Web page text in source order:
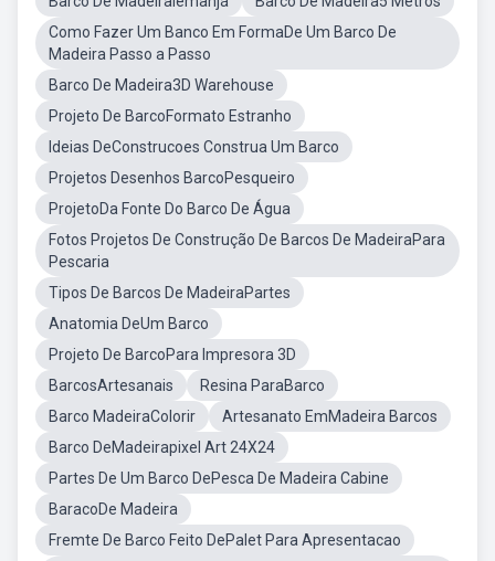
Como Fazer Um Banco Em FormaDe Um Barco De
Madeira Passo a Passo
Barco De Madeira3D Warehouse
Projeto De BarcoFormato Estranho
Ideias DeConstrucoes Construa Um Barco
Projetos Desenhos BarcoPesqueiro
ProjetoDa Fonte Do Barco De Água
Fotos Projetos De Construção De Barcos De MadeiraPara
Pescaria
Tipos De Barcos De MadeiraPartes
Anatomia DeUm Barco
Projeto De BarcoPara Impresora 3D
BarcosArtesanais
Resina ParaBarco
Barco MadeiraColorir
Artesanato EmMadeira Barcos
Barco DeMadeirapixel Art 24X24
Partes De Um Barco DePesca De Madeira Cabine
BaracoDe Madeira
Fremte De Barco Feito DePalet Para Apresentacao